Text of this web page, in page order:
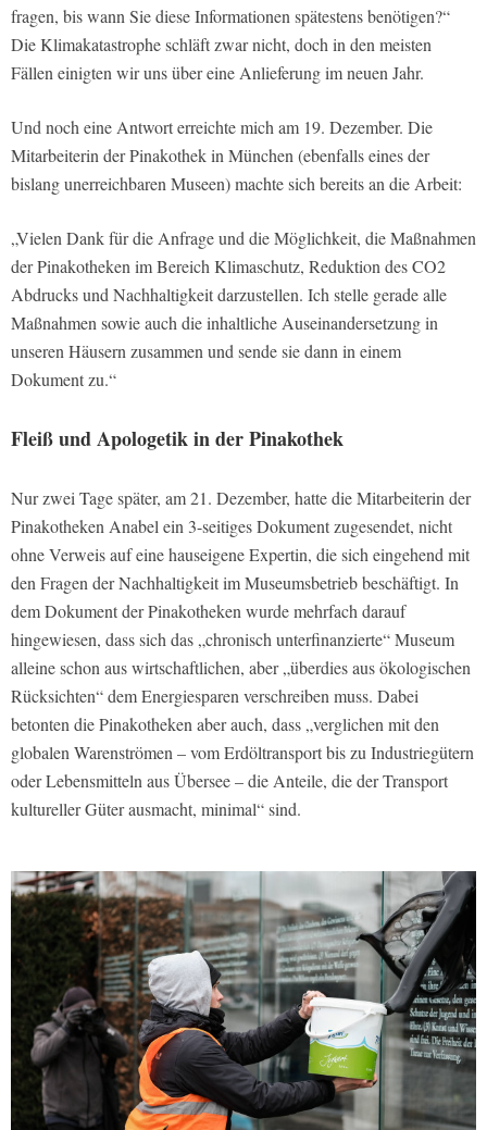
fragen, bis wann Sie diese Informationen spätestens benötigen?“
Die Klimakatastrophe schläft zwar nicht, doch in den meisten
Fällen einigten wir uns über eine Anlieferung im neuen Jahr.
Und noch eine Antwort erreichte mich am 19. Dezember. Die
Mitarbeiterin der Pinakothek in München (ebenfalls eines der
bislang unerreichbaren Museen) machte sich bereits an die Arbeit:
„Vielen Dank für die Anfrage und die Möglichkeit, die Maßnahmen
der Pinakotheken im Bereich Klimaschutz, Reduktion des CO2
Abdrucks und Nachhaltigkeit darzustellen. Ich stelle gerade alle
Maßnahmen sowie auch die inhaltliche Auseinandersetzung in
unseren Häusern zusammen und sende sie dann in einem
Dokument zu.“
Fleiß und Apologetik in der Pinakothek
Nur zwei Tage später, am 21. Dezember, hatte die Mitarbeiterin der
Pinakotheken Anabel ein 3-seitiges Dokument zugesendet, nicht
ohne Verweis auf eine hauseigene Expertin, die sich eingehend mit
den Fragen der Nachhaltigkeit im Museumsbetrieb beschäftigt. In
dem Dokument der Pinakotheken wurde mehrfach darauf
hingewiesen, dass sich das „chronisch unterfinanzierte“ Museum
alleine schon aus wirtschaftlichen, aber „überdies aus ökologischen
Rücksichten“ dem Energiesparen verschreiben muss. Dabei
betonten die Pinakotheken aber auch, dass „verglichen mit den
globalen Warenströmen – vom Erdöltransport bis zu Industriegütern
oder Lebensmitteln aus Übersee – die Anteile, die der Transport
kultureller Güter ausmacht, minimal“ sind.